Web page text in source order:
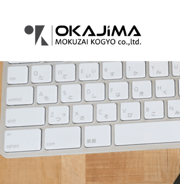
へ
ス
キ
ッ
プ
ョ
ン
に
移
動